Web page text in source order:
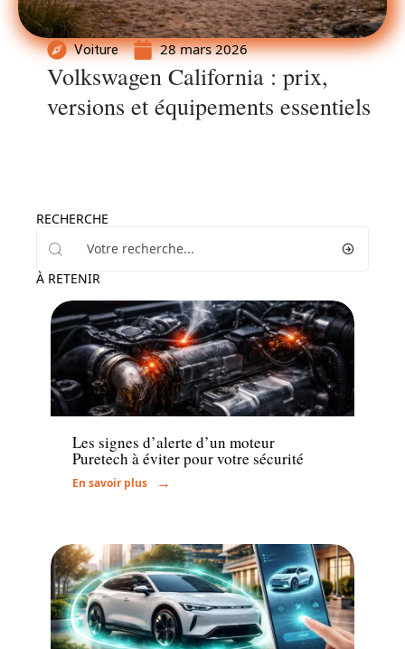
Voiture 28 mars 2026
Volkswagen California : prix,
versions et équipements essentiels
RECHERCHE
À RETENIR
Actu
Les signes d’alerte d’un moteur
Puretech à éviter pour votre sécurité
En savoir plus
Assurance